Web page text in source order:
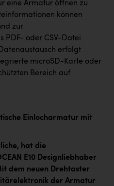
eine Armatur öffnen zu
können
zur
PDF- oder CSV-Datei
erfolgt
microSD-Karte oder
Bereich auf
Einlocharmatur mit
hat die
E10 Designliebhaber
dem neuen Drehtaster
der Armatur